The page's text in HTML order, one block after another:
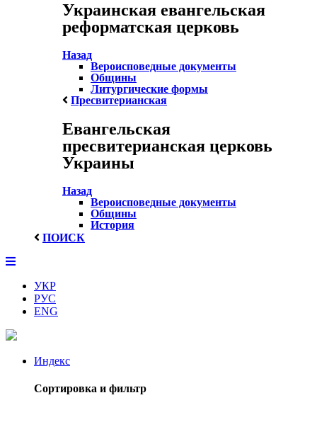
Украинская евангельская
реформатская церковь
Назад
Вероисповедные документы
Общины
Литургические формы
Пресвитерианская
Евангельская
пресвитерианская церковь
Украины
Назад
Вероисповедные документы
Общины
История
ПОИСК
УКР
РУС
ENG
Индекс
Сортировка и фильтр